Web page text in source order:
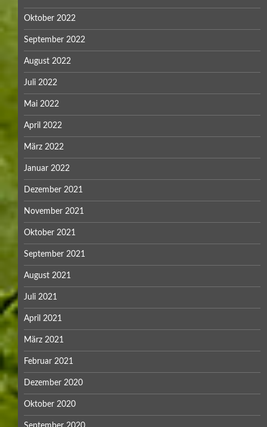
Oktober 2022
September 2022
August 2022
Juli 2022
Mai 2022
April 2022
März 2022
Januar 2022
Dezember 2021
November 2021
Oktober 2021
September 2021
August 2021
Juli 2021
April 2021
März 2021
Februar 2021
Dezember 2020
Oktober 2020